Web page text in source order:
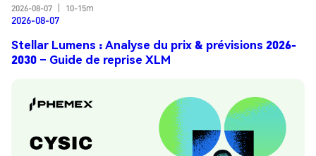
2026-08-07
10-15m
2026-08-07
Stellar Lumens : Analyse du prix & prévisions 2026-
2030 – Guide de reprise XLM